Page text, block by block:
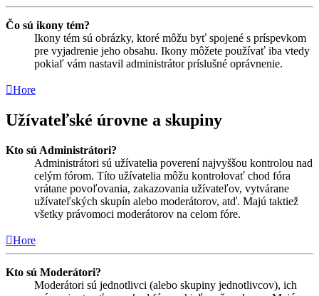
Čo sú ikony tém?
Ikony tém sú obrázky, ktoré môžu byť spojené s príspevkom
pre vyjadrenie jeho obsahu. Ikony môžete používať iba vtedy
pokiaľ vám nastavil administrátor príslušné oprávnenie.
Hore
Užívateľské úrovne a skupiny
Kto sú Administrátori?
Administrátori sú užívatelia poverení najvyššou kontrolou nad
celým fórom. Títo užívatelia môžu kontrolovať chod fóra
vrátane povoľovania, zakazovania užívateľov, vytvárane
užívateľských skupín alebo moderátorov, atď. Majú taktiež
všetky právomoci moderátorov na celom fóre.
Hore
Kto sú Moderátori?
Moderátori sú jednotlivci (alebo skupiny jednotlivcov), ich